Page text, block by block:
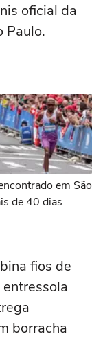
oficial da
Paulo.
em São
de 40 dias
fios de
borracha